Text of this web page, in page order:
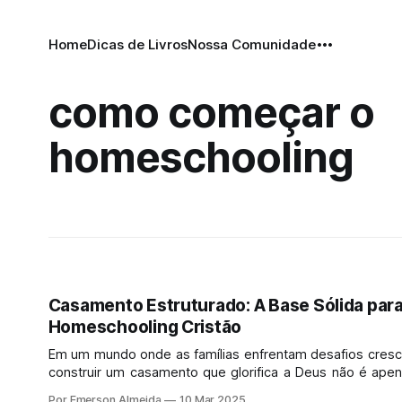
HomeDicas de LivrosNossa Comunidade
como começar o
homeschooling
Casamento Estruturado: A Base Sólida
Homeschooling Cristão
Em um mundo onde as famílias enfrentam desafios
construir um casamento que glorifica a Deus não é